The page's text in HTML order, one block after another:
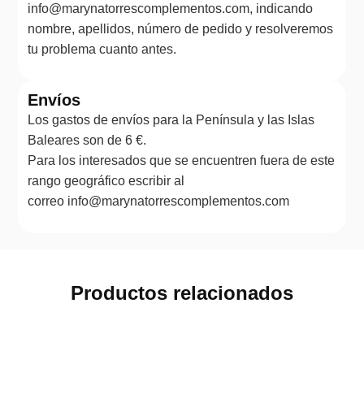
info@marynatorrescomplementos.com, indicando
nombre, apellidos, número de pedido y resolveremos
tu problema cuanto antes.
Envíos
Los gastos de envíos para la Península y las Islas
Baleares son de 6 €.
Para los interesados que se encuentren fuera de este
rango geográfico escribir al
correo info@marynatorrescomplementos.com
Productos relacionados